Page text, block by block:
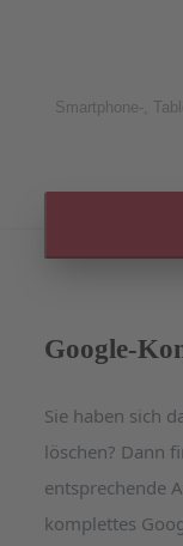
Smartphone-,
Google-
Sie haben sich
löschen? Dann
entsprechende
komplettes